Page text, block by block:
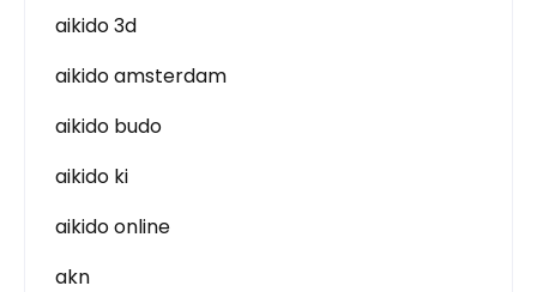
aikido 3d
aikido amsterdam
aikido budo
aikido ki
aikido online
akn